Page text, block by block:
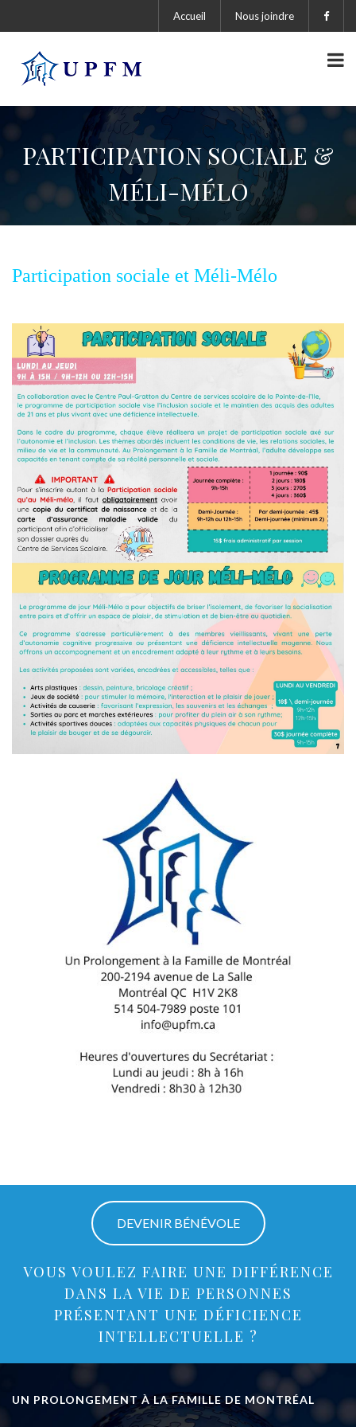
Accueil Nous joindre
PARTICIPATION SOCIALE &
MÉLI-MÉLO
Participation sociale et Méli-Mélo
DEVENIR BÉNÉVOLE
VOUS VOULEZ FAIRE UNE DIFFÉRENCE
DANS LA VIE DE PERSONNES
PRÉSENTANT UNE DÉFICIENCE
INTELLECTUELLE ?
UN PROLONGEMENT À LA FAMILLE DE MONTRÉAL